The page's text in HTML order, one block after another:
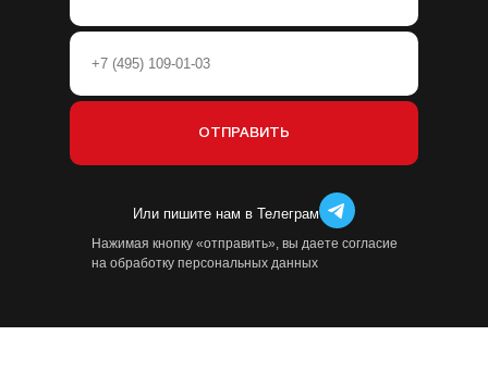
Или пишите нам в Телеграм
Нажимая кнопку «отправить», вы даете согласие
на обработку персональных данных